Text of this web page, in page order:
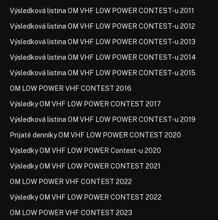
Výsledková listina OM VHF LOW POWER CONTEST-u 2011
Výsledková listina OM VHF LOW POWER CONTEST-u 2012
Výsledková listina OM VHF LOW POWER CONTEST-u 2013
Výsledková listina OM VHF LOW POWER CONTEST-u 2014
Výsledková listina OM VHF LOW POWER CONTEST-u 2015
OM LOW POWER VHF CONTEST 2016
Výsledky OM VHF LOW POWER CONTEST 2017
Výsledková listina OM VHF LOW POWER CONTEST-u 2019
Prijaté denníky OM VHF LOW POWER CONTEST 2020
Výsledky OM VHF LOW POWER Contest-u 2020
Výsledky OM VHF LOW POWER CONTEST 2021
OM LOW POWER VHF CONTEST 2022
Výsledky OM VHF LOW POWER CONTEST 2022
OM LOW POWER VHF CONTEST 2023